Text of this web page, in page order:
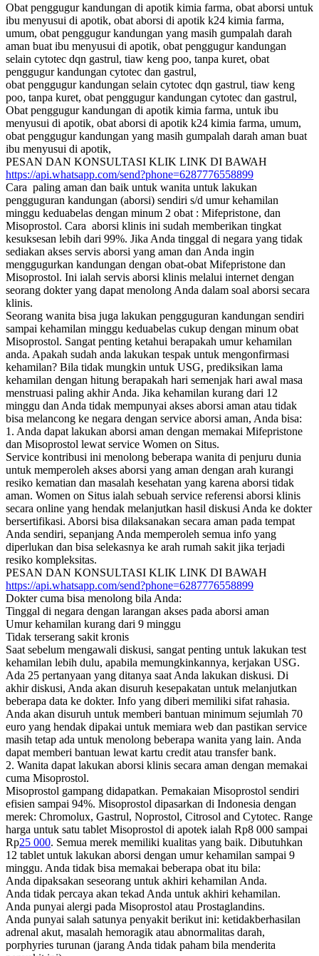
Obat penggugur kandungan di apotik kimia farma, obat aborsi untuk
ibu menyusui di apotik, obat aborsi di apotik k24 kimia farma,
umum, obat penggugur kandungan yang masih gumpalah darah
aman buat ibu menyusui di apotik, obat penggugur kandungan
selain cytotec dqn gastrul, tiaw keng poo, tanpa kuret, obat
penggugur kandungan cytotec dan gastrul,
obat penggugur kandungan selain cytotec dqn gastrul, tiaw keng
poo, tanpa kuret, obat penggugur kandungan cytotec dan gastrul,
Obat penggugur kandungan di apotik kimia farma, untuk ibu
menyusui di apotik, obat aborsi di apotik k24 kimia farma, umum,
obat penggugur kandungan yang masih gumpalah darah aman buat
ibu menyusui di apotik,
PESAN DAN KONSULTASI KLIK LINK DI BAWAH
https://api.whatsapp.com/send?phone=6287776558899
Cara paling aman dan baik untuk wanita untuk lakukan
pengguguran kandungan (aborsi) sendiri s/d umur kehamilan
minggu keduabelas dengan minum 2 obat : Mifepristone, dan
Misoprostol. Cara aborsi klinis ini sudah memberikan tingkat
kesuksesan lebih dari 99%. Jika Anda tinggal di negara yang tidak
sediakan akses servis aborsi yang aman dan Anda ingin
menggugurkan kandungan dengan obat-obat Mifepristone dan
Misoprostol. Ini ialah servis aborsi klinis melalui internet dengan
seorang dokter yang dapat menolong Anda dalam soal aborsi secara
klinis.
Seorang wanita bisa juga lakukan pengguguran kandungan sendiri
sampai kehamilan minggu keduabelas cukup dengan minum obat
Misoprostol. Sangat penting ketahui berapakah umur kehamilan
anda. Apakah sudah anda lakukan tespak untuk mengonfirmasi
kehamilan? Bila tidak mungkin untuk USG, prediksikan lama
kehamilan dengan hitung berapakah hari semenjak hari awal masa
menstruasi paling akhir Anda. Jika kehamilan kurang dari 12
minggu dan Anda tidak mempunyai akses aborsi aman atau tidak
bisa melancong ke negara dengan service aborsi aman, Anda bisa:
1. Anda dapat lakukan aborsi aman dengan memakai Mifepristone
dan Misoprostol lewat service Women on Situs.
Service kontribusi ini menolong beberapa wanita di penjuru dunia
untuk memperoleh akses aborsi yang aman dengan arah kurangi
resiko kematian dan masalah kesehatan yang karena aborsi tidak
aman. Women on Situs ialah sebuah service referensi aborsi klinis
secara online yang hendak melanjutkan hasil diskusi Anda ke dokter
bersertifikasi. Aborsi bisa dilaksanakan secara aman pada tempat
Anda sendiri, sepanjang Anda memperoleh semua info yang
diperlukan dan bisa selekasnya ke arah rumah sakit jika terjadi
resiko kompleksitas.
PESAN DAN KONSULTASI KLIK LINK DI BAWAH
https://api.whatsapp.com/send?phone=6287776558899
Dokter cuma bisa menolong bila Anda:
Tinggal di negara dengan larangan akses pada aborsi aman
Umur kehamilan kurang dari 9 minggu
Tidak terserang sakit kronis
Saat sebelum mengawali diskusi, sangat penting untuk lakukan test
kehamilan lebih dulu, apabila memungkinkannya, kerjakan USG.
Ada 25 pertanyaan yang ditanya saat Anda lakukan diskusi. Di
akhir diskusi, Anda akan disuruh kesepakatan untuk melanjutkan
beberapa data ke dokter. Info yang diberi memiliki sifat rahasia.
Anda akan disuruh untuk memberi bantuan minimum sejumlah 70
euro yang hendak dipakai untuk memiara web dan pastikan service
masih tetap ada untuk menolong beberapa wanita yang lain. Anda
dapat memberi bantuan lewat kartu credit atau transfer bank.
2. Wanita dapat lakukan aborsi klinis secara aman dengan memakai
cuma Misoprostol.
Misoprostol gampang didapatkan. Pemakaian Misoprostol sendiri
efisien sampai 94%. Misoprostol dipasarkan di Indonesia dengan
merek: Chromolux, Gastrul, Noprostol, Citrosol and Cytotec. Range
harga untuk satu tablet Misoprostol di apotek ialah Rp8 000 sampai
Rp25 000. Semua merek memiliki kualitas yang baik. Dibutuhkan
12 tablet untuk lakukan aborsi dengan umur kehamilan sampai 9
minggu. Anda tidak bisa memakai beberapa obat itu bila:
Anda dipaksakan seseorang untuk akhiri kehamilan Anda.
Anda tidak percaya akan tekad Anda untuk akhiri kehamilan.
Anda punyai alergi pada Misoprostol atau Prostaglandins.
Anda punyai salah satunya penyakit berikut ini: ketidakberhasilan
adrenal akut, masalah hemoragik atau abnormalitas darah,
porphyries turunan (jarang Anda tidak paham bila menderita